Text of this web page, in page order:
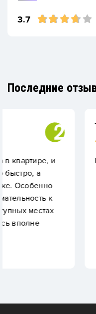
3.7
Последние
Trart
Предлагают